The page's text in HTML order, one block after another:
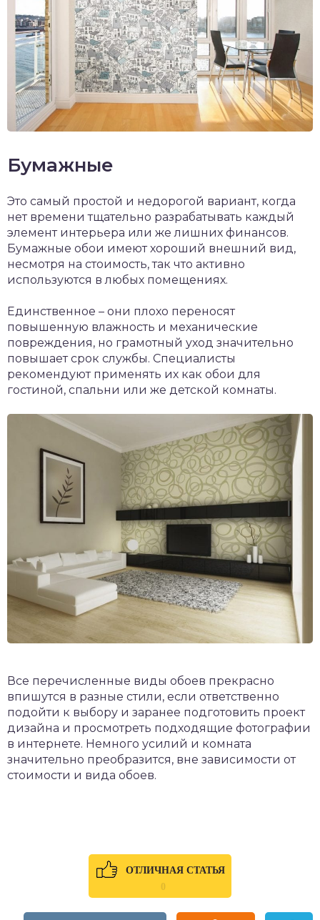
Бумажные
Это самый простой и недорогой вариант, когда
нет времени тщательно разрабатывать каждый
элемент интерьера или же лишних финансов.
Бумажные обои имеют хороший внешний вид,
несмотря на стоимость, так что активно
используются в любых помещениях.
Единственное – они плохо переносят
повышенную влажность и механические
повреждения, но грамотный уход значительно
повышает срок службы. Специалисты
рекомендуют применять их как обои для
гостиной, спальни или же детской комнаты.
Все перечисленные виды обоев прекрасно
впишутся в разные стили, если ответственно
подойти к выбору и заранее подготовить проект
дизайна и просмотреть подходящие фотографии
в интернете. Немного усилий и комната
значительно преобразится, вне зависимости от
стоимости и вида обоев.
ОТЛИЧНАЯ СТАТЬЯ
0